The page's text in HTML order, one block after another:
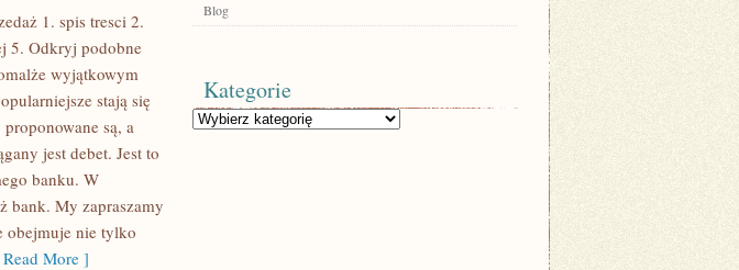
1. spis tresci 2.
5. Odkryj podobne
wyjątkowym
stają się
są, a
jest debet. Jest to
banku. W
bank. My zapraszamy
obejmuje nie tylko
More ]
Blog
Kategorie
Kategorie